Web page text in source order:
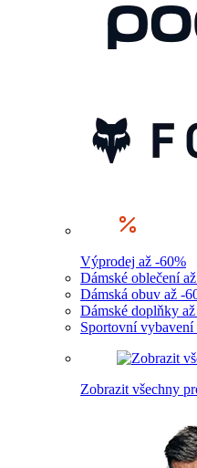
Výprodej až -60%
Dámské oblečení
Dámská obuv až -
Dámské doplňky
Sportovní
Zobrazit všechny